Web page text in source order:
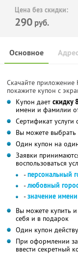
Цена без скидки:
290 руб.
Основное
Скачайте приложение
покажите купон с
Купон дает скидку
имени и фамилии
Сертификат услуги
Вы можете выбрать
Один купон на
Заявки
воспользоваться
-персональный
-любовный
-значение
Вы можете купить
себя и в подарок
Один купон
При оформлении
ввести секретный